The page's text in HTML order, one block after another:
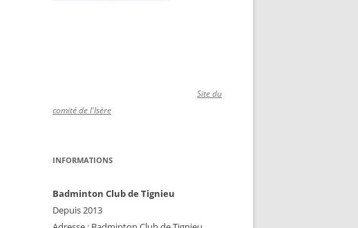
Site du
comité de l'Isère
INFORMATIONS
Badminton Club de Tignieu
Depuis 2013